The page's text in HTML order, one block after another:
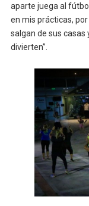
aparte juega al
en mis prácticas,
salgan de sus casas
divierten”.